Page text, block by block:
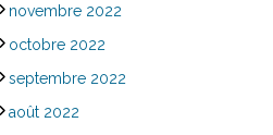
novembre 2022
octobre 2022
septembre 2022
août 2022